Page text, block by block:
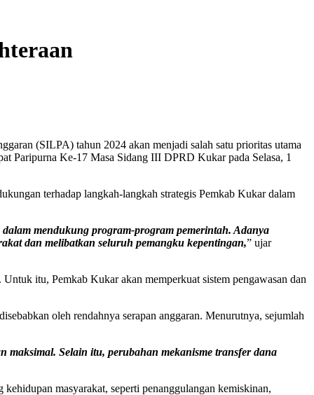
(SILPA) tahun 2024 akan menjadi salah satu prioritas utama
Paripurna Ke-17 Masa Sidang III DPRD Kukar pada Selasa, 1
terhadap langkah-langkah strategis Pemkab Kukar dalam
mendukung program-program pemerintah. Adanya
dan melibatkan seluruh pemangku kepentingan,” ujar
itu, Pemkab Kukar akan memperkuat sistem pengawasan dan
oleh rendahnya serapan anggaran. Menurutnya, sejumlah
Selain itu, perubahan mekanisme transfer dana
masyarakat, seperti penanggulangan kemiskinan,